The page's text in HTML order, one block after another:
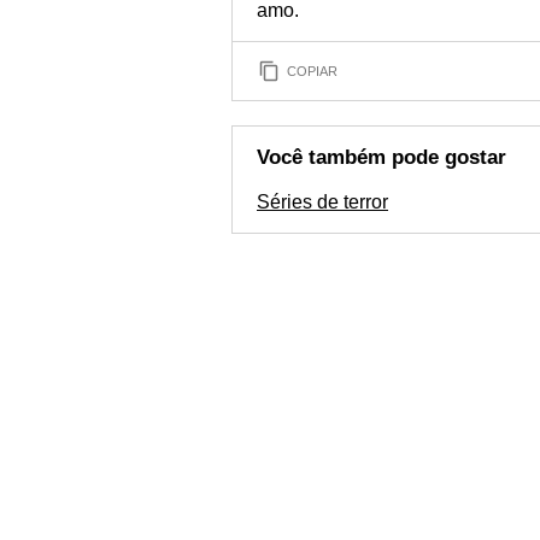
amo.
COPIAR
Você também pode gostar
Séries de terror